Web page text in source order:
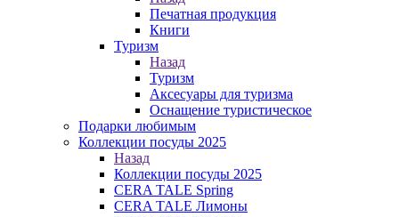
Печатная продукция
Книги
Туризм
Назад
Туризм
Аксесуары для туризма
Оснащение туристическое
Подарки любимым
Коллекции посуды 2025
Назад
Коллекции посуды 2025
CERA TALE Spring
CERA TALE Лимоны